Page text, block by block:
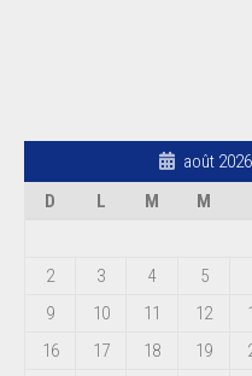
août 2026
D
L M M
2
3 4 5
9
10 11 12
16
17 18 19